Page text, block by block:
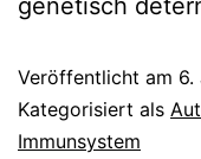
genetisch
Veröffentlicht am 6.
Kategorisiert als
Immunsystem